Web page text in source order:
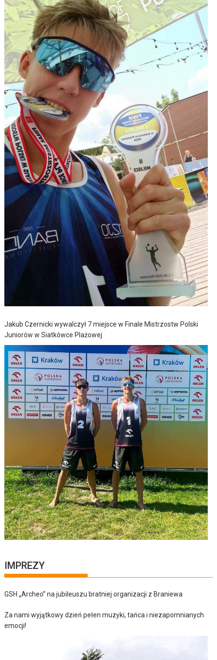
Jakub Czernicki wywalczył 7 miejsce w Finale Mistrzostw Polski
Juniorów w Siatkówce Plażowej
IMPREZY
GSH „Archeo” na jubileuszu bratniej organizacji z Braniewa
Za nami wyjątkowy dzień pełen muzyki, tańca i niezapomnianych
emocji!